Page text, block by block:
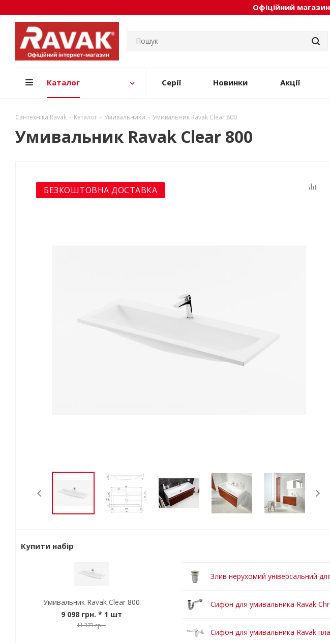
Офіційний
Каталог Серії Новинки Акції
Сантехніка Ravak - Каталог - Умивальники - Умивальник Ravak Clear 800
Умивальник Ravak Clear 800
БЕЗКОШТОВНА ДОСТАВКА
Купити набір
Умивальник Ravak Clear 800
9 098 грн. * 1 шт
11 373 грн.
Злив нерухомий універсальний
Сифон для умивальника Ravak
Сифон для умивальника Ravak